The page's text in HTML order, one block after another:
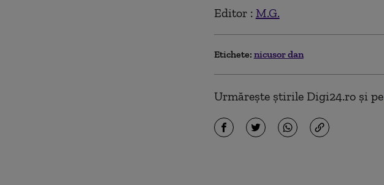
Editor : M.G.
Etichete: nicusor dan
Urmărește știrile Digi24.ro și pe